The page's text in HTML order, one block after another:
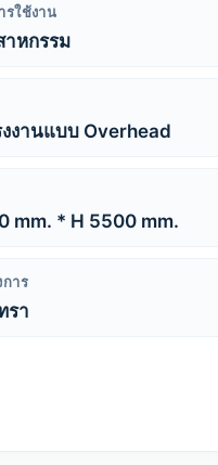
ใช้งาน
าหกรรม
งานแบบ Overhead
mm. * H 5500 mm.
าร
รา